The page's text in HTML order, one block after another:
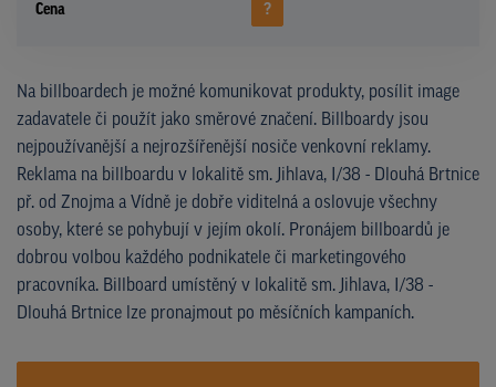
Cena ?
Na billboardech je možné komunikovat produkty, posílit image
zadavatele či použít jako směrové značení. Billboardy jsou
nejpoužívanější a nejrozšířenější nosiče venkovní reklamy.
Reklama na billboardu v lokalitě sm. Jihlava, I/38 - Dlouhá Brtnice
př. od Znojma a Vídně je dobře viditelná a oslovuje všechny
osoby, které se pohybují v jejím okolí. Pronájem billboardů je
dobrou volbou každého podnikatele či marketingového
pracovníka. Billboard umístěný v lokalitě sm. Jihlava, I/38 -
Dlouhá Brtnice lze pronajmout po měsíčních kampaních.